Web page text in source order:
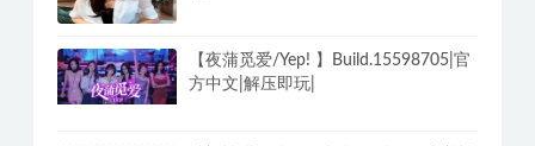
【夜蒲觅爱/Yep! 】Build.15598705|官
方中文|解压即玩|